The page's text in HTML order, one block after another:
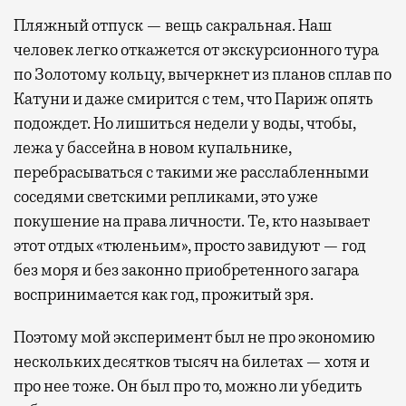
Пляжный отпуск — вещь сакральная. Наш
человек легко откажется от экскурсионного тура
по Золотому кольцу, вычеркнет из планов сплав по
Катуни и даже смирится с тем, что Париж опять
подождет. Но лишиться недели у воды, чтобы,
лежа у бассейна в новом купальнике,
перебрасываться с такими же расслабленными
соседями светскими репликами, это уже
покушение на права личности. Те, кто называет
этот отдых «тюленьим», просто завидуют — год
без моря и без законно приобретенного загара
воспринимается как год, прожитый зря.
Поэтому мой эксперимент был не про экономию
нескольких десятков тысяч на билетах — хотя и
про нее тоже. Он был про то, можно ли убедить